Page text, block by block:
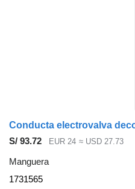
S/ 93.72 EUR 24 ≈ USD 27.73
Manguera
1731565